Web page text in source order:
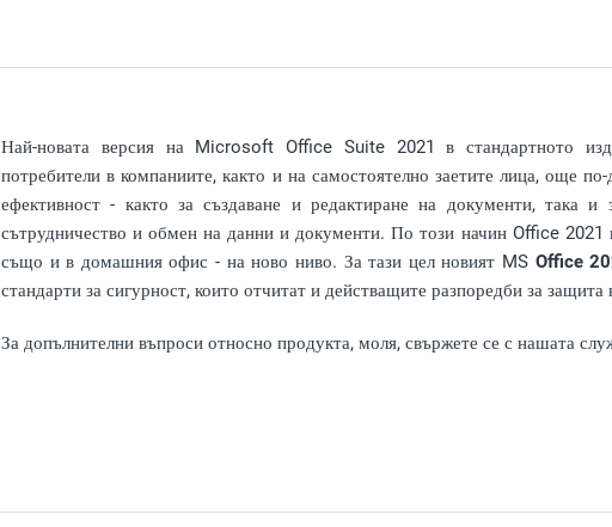
Най-новата версия на Microsoft Office Suite 2021 в стандартното
потребители в компаниите, както и на самостоятелно заетите лица, още
ефективност - както за създаване и редактиране на документи, така и
сътрудничество и обмен на данни и документи. По този начин Office 2021
също и в домашния офис - на ново ниво. За тази цел новият MS Office
стандарти за сигурност, които отчитат и действащите разпоредби за защита
За допълнителни въпроси относно продукта, моля, свържете се с нашата